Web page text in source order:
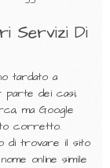
Servizi Di
tardato a
parte dei casi,
ma Google
corretto.
di trovare il sito
online simile